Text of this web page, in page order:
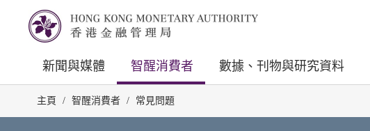
新聞與媒體 智醒消費者 數據、刊物與研究資料
主頁 / 智醒消費者 / 常見問題